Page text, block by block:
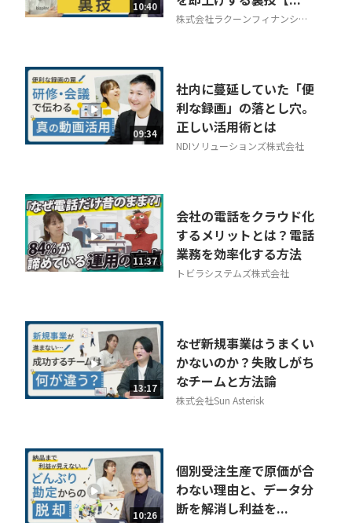
相談を希望する 無料
10:40
株式会社ラクーンフィナンシャ
09:34
社内に蔓延していた「便
利な録画」の落とし穴。
正しい活用術とは
NDIソリューションズ株式会社
11:37
会社の電話をクラウド化
するメリットとは？電話
業務を効率化する方法
トビラシステムズ株式会社
13:17
なぜ新規事業はうまくい
かないのか？失敗しがち
なチームと方法論
株式会社Sun Asterisk
10:26
個別受注生産で原価が合
わない理由と、データ分
断を解消し利益を...